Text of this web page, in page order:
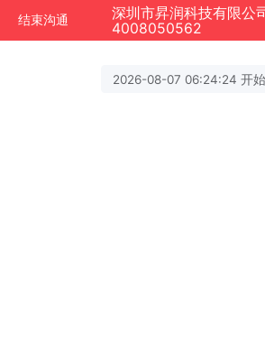
结束沟通
4008050562
2026-08-07 06:24:24 开